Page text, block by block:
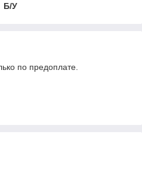
Б/У
по предоплате.